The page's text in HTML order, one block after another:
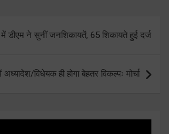
डीएम ने सुनीं जनशिकायतें, 65 शिकायते हुई दर्ज
विधेयक ही होगा बेहतर विकल्पः मोर्चा